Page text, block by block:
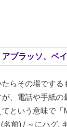
ブラッソ、ベ
らその場でする
、電話や手紙の
という意味で「
名前) / ～にハグ,